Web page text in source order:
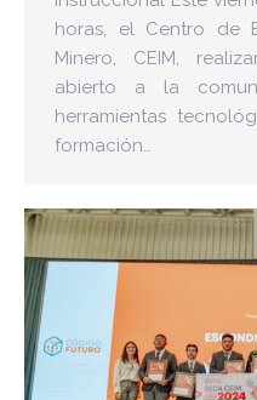
horas, el Centro de
Minero, CEIM,
abierto a la
herramientas
formación…